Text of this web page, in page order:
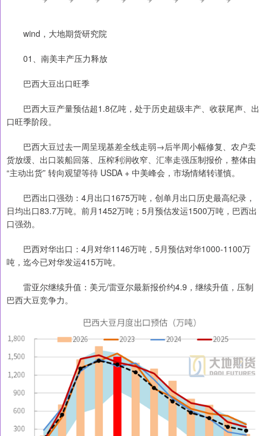
wind，大地期货研究院
01、南美丰产压力释放
巴西大豆出口旺季
巴西大豆产量预估超1.8亿吨，处于历史超级丰产、收获尾声、出
口旺季阶段。
巴西大豆过去一周呈现基差全线走弱→后半周小幅修复、农户卖
货放缓、出口装船回落、压榨利润收窄、汇率走强压制报价，整体由
“主动出货” 转向观望等待 USDA + 中美峰会，市场情绪转谨慎。
巴西出口强劲：4月出口1675万吨，创单月出口历史最高纪录，
日均出口83.7万吨。前月1452万吨；5月预估发运1500万吨，巴西出
口强劲。
巴西对华出口：4月对华1146万吨，5月预估对华1000-1100万
吨，迄今已对华发运415万吨。
雷亚尔继续升值：美元/雷亚尔最新报价约4.9，继续升值，压制
巴西大豆竞争力。